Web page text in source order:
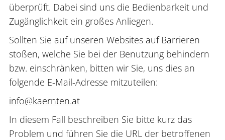
überprüft. Dabei sind uns die Bedienbarkeit und
Zugänglichkeit ein großes Anliegen.
Sollten Sie auf unseren Websites auf Barrieren
stoßen, welche Sie bei der Benutzung behindern
bzw. einschränken, bitten wir Sie, uns dies an
folgende E-Mail-Adresse mitzuteilen:
info@kaernten.at
In diesem Fall beschreiben Sie bitte kurz das
Problem und führen Sie die URL der betroffenen